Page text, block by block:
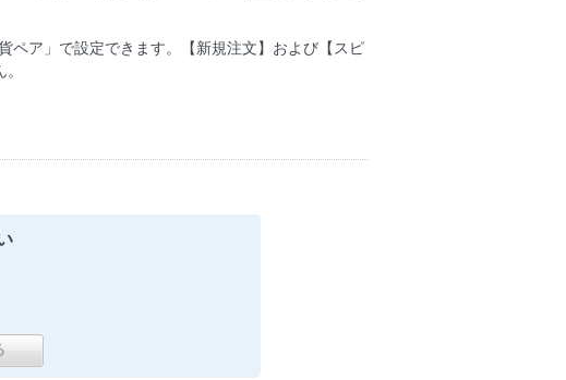
ペア」で設定できます。【新規注文】および【スピ